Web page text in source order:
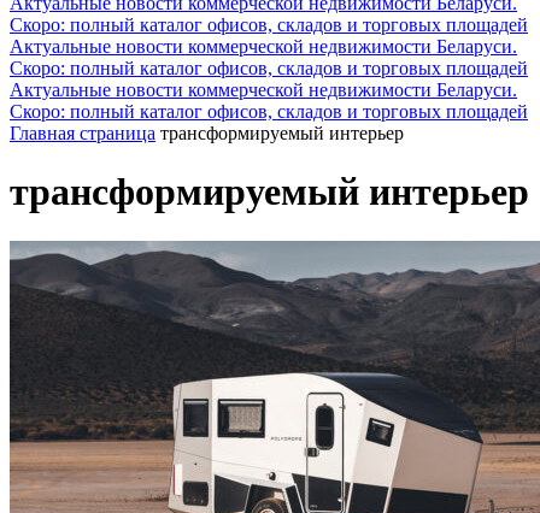
Скоро: полный каталог офисов, складов и торговых площадей
Актуальные новости коммерческой недвижимости Беларуси.
Скоро: полный каталог офисов, складов и торговых площадей
Актуальные новости коммерческой недвижимости Беларуси.
Скоро: полный каталог офисов, складов и торговых площадей
Главная страница трансформируемый интерьер
трансформируемый интерьер